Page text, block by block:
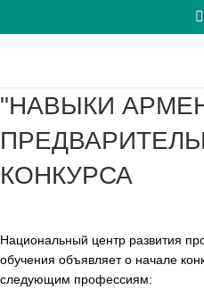
"НАВЫКИ АРМЕНИИ 2021"
КОНКУРСА
Национальный центр развития
обучения объявляет о начале
следующим профессиям: